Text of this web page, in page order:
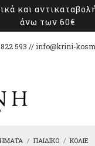
και
άνω των 60€
593 // info@krini-
ΠΑΙΔΙΚΌ
ΚΟΛΙΈ